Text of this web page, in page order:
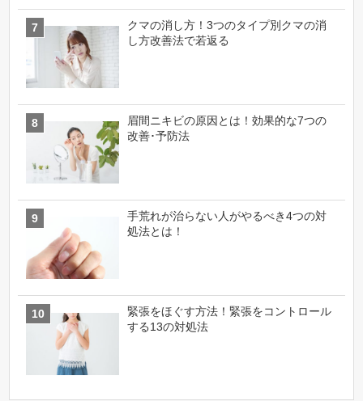
クマの消し方！3つのタイプ別クマの消
し方改善法で若返る
眉間ニキビの原因とは！効果的な7つの
改善･予防法
手荒れが治らない人がやるべき4つの対
処法とは！
緊張をほぐす方法！緊張をコントロール
する13の対処法